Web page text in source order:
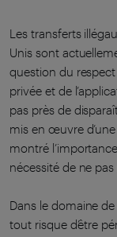
Les transferts
Unis sont
question du
privée et de
pas près de
mis en œuvre
montré
nécessité de ne pas
Dans le domaine
tout risque d’être